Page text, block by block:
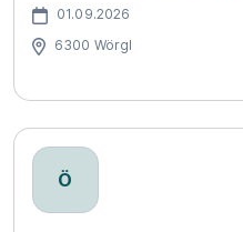
01.09.2026
6300 Wörgl
Ö